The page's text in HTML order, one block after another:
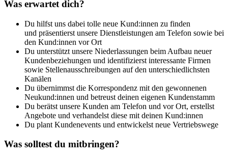
Was erwartet dich?
Du hilfst uns dabei tolle neue Kund:innen zu finden
und präsentierst unsere Dienstleistungen am Telefon sowie bei
den Kund:innen vor Ort
Du unterstützt unsere Niederlassungen beim Aufbau neuer
Kundenbeziehungen und identifizierst interessante Firmen
sowie Stellenausschreibungen auf den unterschiedlichsten
Kanälen
Du übernimmst die Korrespondenz mit den gewonnenen
Neukund:innen und betreust deinen eigenen Kundenstamm
Du berätst unsere Kunden am Telefon und vor Ort, erstellst
Angebote und verhandelst diese mit deinen Kund:innen
Du plant Kundenevents und entwickelst neue Vertriebswege
Was solltest du mitbringen?